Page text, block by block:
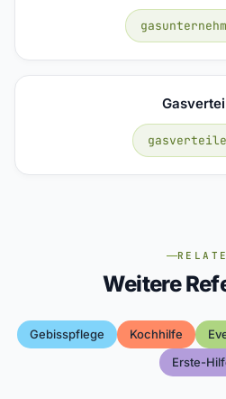
Weitere
Gebisspflege Kochhilfe
Erste-